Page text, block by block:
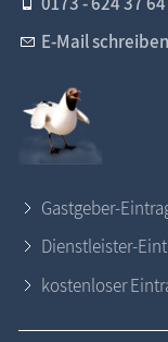
E-Mail schreiben
Gastgeber-
Dienstleister-
kostenloser